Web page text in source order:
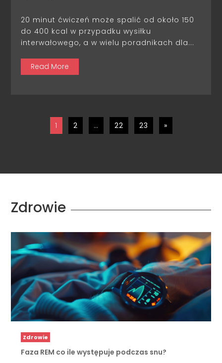
20 minut ćwiczeń może spalić od około 150
do 400 kcal w przypadku wysiłku
interwałowego, a w wielu poradnikach dla...
Read More
1 2 … 22 23 »
Zdrowie
Zdrowie
Faza REM co ile występuje podczas snu?